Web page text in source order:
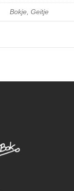
Bokje, Geitje